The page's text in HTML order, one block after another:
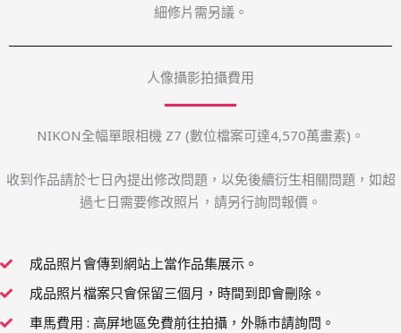
細修片需另議。
人像攝影拍攝費用
NIKON全幅單眼相機 Z7 (數位檔案可達4,570萬畫素)。
收到作品請於七日內提出修改問題，以免後續衍生相關問題，如超
過七日需要修改照片，請另行詢問報價。
成品照片會傳到網站上當作品集展示。
成品照片檔案只會保留三個月，時間到即會刪除。
車馬費用 : 高屏地區免費前往拍攝，外縣市請詢問。